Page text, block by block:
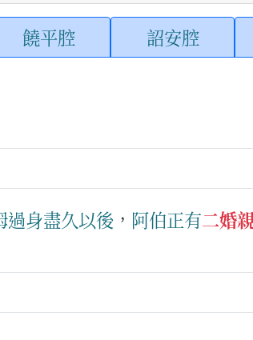
饒平腔 詔安腔
過身盡久以後 ， 阿伯正有二婚親